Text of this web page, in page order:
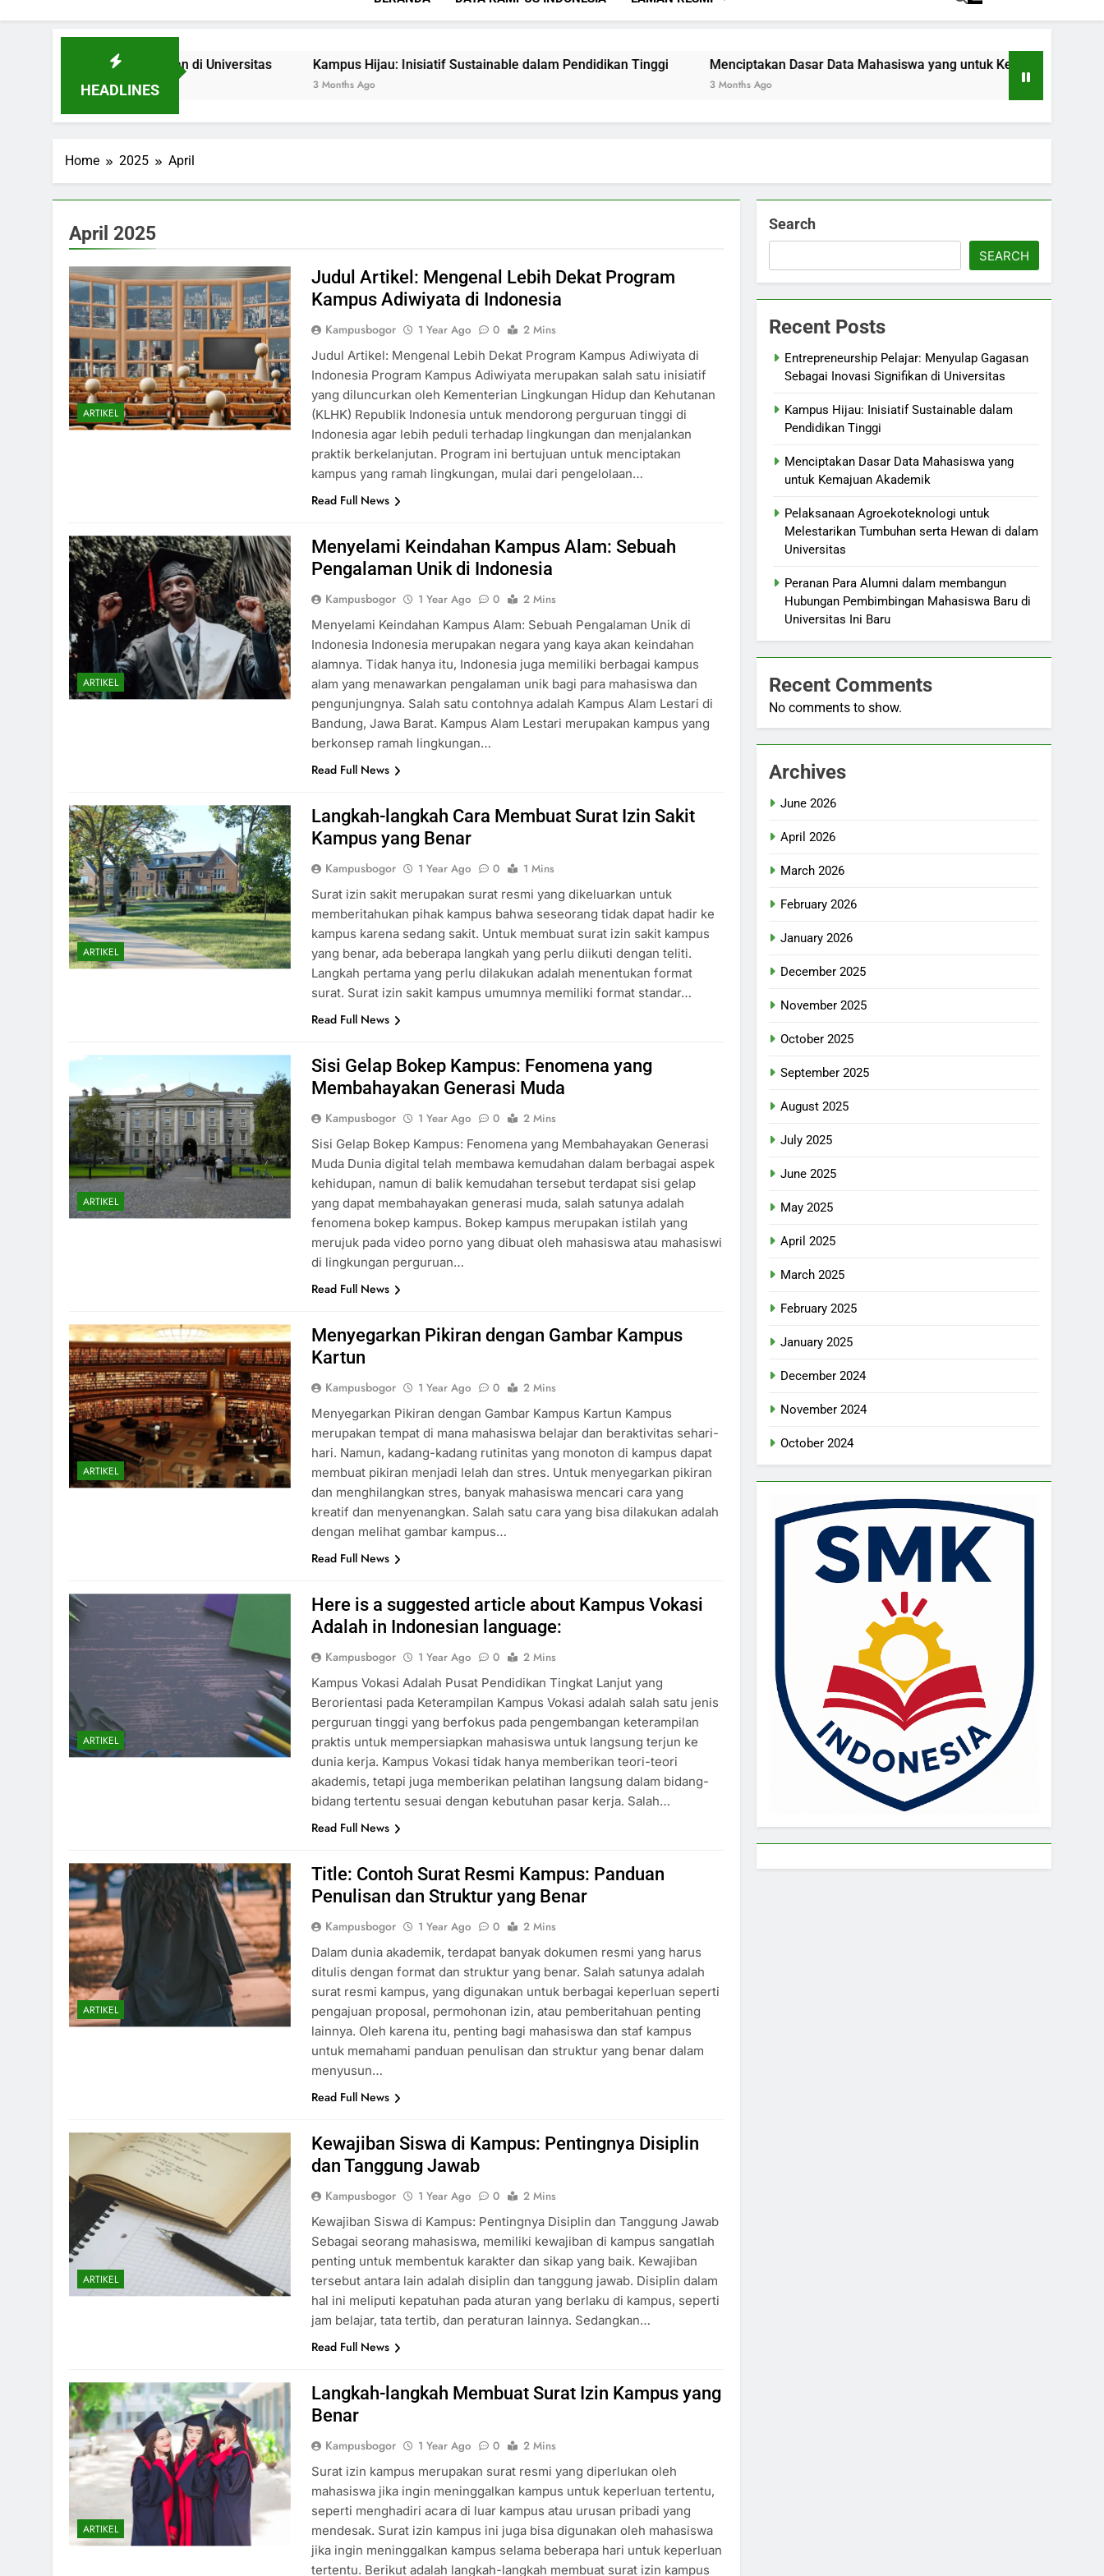
HEADLINES
di Universitas Kampus Hijau: Inisiatif Sustainable dalam Pendidikan Tinggi Menciptakan Dasar Data Mahasiswa yang untuk Kemajuan Akademik
Home 2025 April
April 2025
ARTIKEL
Judul Artikel: Mengenal Lebih Dekat Program
Kampus Adiwiyata di Indonesia
Kampusbogor 1 Year Ago 0
2 Mins
Judul Artikel: Mengenal Lebih Dekat Program Kampus Adiwiyata di
Indonesia Program Kampus Adiwiyata merupakan salah satu inisiatif
yang diluncurkan oleh Kementerian Lingkungan Hidup dan Kehutanan
(KLHK) Republik Indonesia untuk mendorong perguruan tinggi di
Indonesia agar lebih peduli terhadap lingkungan dan menjalankan
praktik berkelanjutan. Program ini bertujuan untuk menciptakan
kampus yang ramah lingkungan, mulai dari pengelolaan…
Read Full News
ARTIKEL
Menyelami Keindahan Kampus Alam: Sebuah
Pengalaman Unik di Indonesia
Kampusbogor 1 Year Ago 0
2 Mins
Menyelami Keindahan Kampus Alam: Sebuah Pengalaman Unik di
Indonesia Indonesia merupakan negara yang kaya akan keindahan
alamnya. Tidak hanya itu, Indonesia juga memiliki berbagai kampus
alam yang menawarkan pengalaman unik bagi para mahasiswa dan
pengunjungnya. Salah satu contohnya adalah Kampus Alam Lestari di
Bandung, Jawa Barat. Kampus Alam Lestari merupakan kampus yang
berkonsep ramah lingkungan…
Read Full News
ARTIKEL
Langkah-langkah Cara Membuat Surat Izin Sakit
Kampus yang Benar
Kampusbogor 1 Year Ago 0
1 Mins
Surat izin sakit merupakan surat resmi yang dikeluarkan untuk
memberitahukan pihak kampus bahwa seseorang tidak dapat hadir ke
kampus karena sedang sakit. Untuk membuat surat izin sakit kampus
yang benar, ada beberapa langkah yang perlu diikuti dengan teliti.
Langkah pertama yang perlu dilakukan adalah menentukan format
surat. Surat izin sakit kampus umumnya memiliki format standar…
Read Full News
ARTIKEL
Sisi Gelap Bokep Kampus: Fenomena yang
Membahayakan Generasi Muda
Kampusbogor 1 Year Ago 0
2 Mins
Sisi Gelap Bokep Kampus: Fenomena yang Membahayakan Generasi
Muda Dunia digital telah membawa kemudahan dalam berbagai aspek
kehidupan, namun di balik kemudahan tersebut terdapat sisi gelap
yang dapat membahayakan generasi muda, salah satunya adalah
fenomena bokep kampus. Bokep kampus merupakan istilah yang
merujuk pada video porno yang dibuat oleh mahasiswa atau mahasiswi
di lingkungan perguruan…
Read Full News
ARTIKEL
Menyegarkan Pikiran dengan Gambar Kampus
Kartun
Kampusbogor 1 Year Ago 0
2 Mins
Menyegarkan Pikiran dengan Gambar Kampus Kartun Kampus
merupakan tempat di mana mahasiswa belajar dan beraktivitas sehari-
hari. Namun, kadang-kadang rutinitas yang monoton di kampus dapat
membuat pikiran menjadi lelah dan stres. Untuk menyegarkan pikiran
dan menghilangkan stres, banyak mahasiswa mencari cara yang
kreatif dan menyenangkan. Salah satu cara yang bisa dilakukan adalah
dengan melihat gambar kampus…
Read Full News
ARTIKEL
Here is a suggested article about Kampus Vokasi
Adalah in Indonesian language:
Kampusbogor 1 Year Ago 0
2 Mins
Kampus Vokasi Adalah Pusat Pendidikan Tingkat Lanjut yang
Berorientasi pada Keterampilan Kampus Vokasi adalah salah satu jenis
perguruan tinggi yang berfokus pada pengembangan keterampilan
praktis untuk mempersiapkan mahasiswa untuk langsung terjun ke
dunia kerja. Kampus Vokasi tidak hanya memberikan teori-teori
akademis, tetapi juga memberikan pelatihan langsung dalam bidang-
bidang tertentu sesuai dengan kebutuhan pasar kerja. Salah…
Read Full News
ARTIKEL
Title: Contoh Surat Resmi Kampus: Panduan
Penulisan dan Struktur yang Benar
Kampusbogor 1 Year Ago 0
2 Mins
Dalam dunia akademik, terdapat banyak dokumen resmi yang harus
ditulis dengan format dan struktur yang benar. Salah satunya adalah
surat resmi kampus, yang digunakan untuk berbagai keperluan seperti
pengajuan proposal, permohonan izin, atau pemberitahuan penting
lainnya. Oleh karena itu, penting bagi mahasiswa dan staf kampus
untuk memahami panduan penulisan dan struktur yang benar dalam
menyusun…
Read Full News
ARTIKEL
Kewajiban Siswa di Kampus: Pentingnya Disiplin
dan Tanggung Jawab
Kampusbogor 1 Year Ago 0
2 Mins
Kewajiban Siswa di Kampus: Pentingnya Disiplin dan Tanggung Jawab
Sebagai seorang mahasiswa, memiliki kewajiban di kampus sangatlah
penting untuk membentuk karakter dan sikap yang baik. Kewajiban
tersebut antara lain adalah disiplin dan tanggung jawab. Disiplin dalam
hal ini meliputi kepatuhan pada aturan yang berlaku di kampus, seperti
jam belajar, tata tertib, dan peraturan lainnya. Sedangkan…
Read Full News
ARTIKEL
Langkah-langkah Membuat Surat Izin Kampus yang
Benar
Kampusbogor 1 Year Ago 0
2 Mins
Surat izin kampus merupakan surat resmi yang diperlukan oleh
mahasiswa jika ingin meninggalkan kampus untuk keperluan tertentu,
seperti menghadiri acara di luar kampus atau urusan pribadi yang
mendesak. Surat izin kampus ini juga bisa digunakan oleh mahasiswa
jika ingin meninggalkan kampus selama beberapa hari untuk keperluan
tertentu. Berikut adalah langkah-langkah membuat surat izin kampus
Search
SEARCH
Recent Posts
Entrepreneurship Pelajar: Menyulap Gagasan
Sebagai Inovasi Signifikan di Universitas
Kampus Hijau: Inisiatif Sustainable dalam
Pendidikan Tinggi
Menciptakan Dasar Data Mahasiswa yang
untuk Kemajuan Akademik
Pelaksanaan Agroekoteknologi untuk
Melestarikan Tumbuhan serta Hewan di dalam
Universitas
Peranan Para Alumni dalam membangun
Hubungan Pembimbingan Mahasiswa Baru di
Universitas Ini Baru
Recent Comments
No comments to show.
Archives
June 2026
April 2026
March 2026
February 2026
January 2026
December 2025
November 2025
October 2025
September 2025
August 2025
July 2025
June 2025
May 2025
April 2025
March 2025
February 2025
January 2025
December 2024
November 2024
October 2024